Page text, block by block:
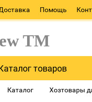
Помощь
TM
товаров
Каталог Хозтовары